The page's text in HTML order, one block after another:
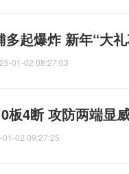
起爆炸 新年“大
01-02 08:27:03
板4断 攻防两端显
01-02 09:27:25